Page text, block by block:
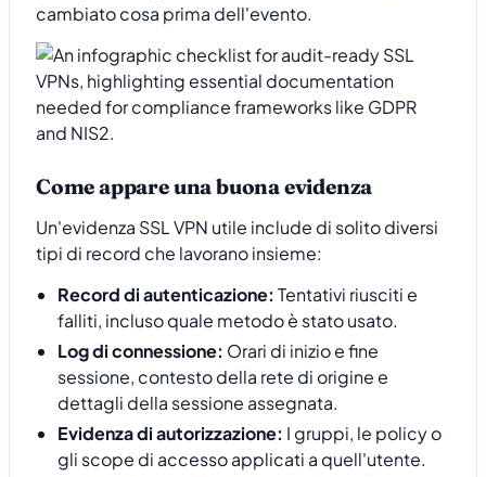
cambiato cosa prima dell'evento.
Come appare una buona evidenza
Un'evidenza SSL VPN utile include di solito diversi
tipi di record che lavorano insieme:
Record di autenticazione: Tentativi riusciti e
falliti, incluso quale metodo è stato usato.
Log di connessione: Orari di inizio e fine
sessione, contesto della rete di origine e
dettagli della sessione assegnata.
Evidenza di autorizzazione: I gruppi, le policy o
gli scope di accesso applicati a quell'utente.